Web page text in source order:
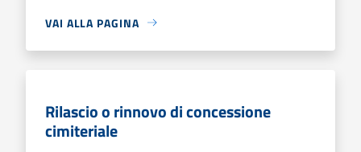
VAI ALLA PAGINA
Rilascio o rinnovo di concessione
cimiteriale